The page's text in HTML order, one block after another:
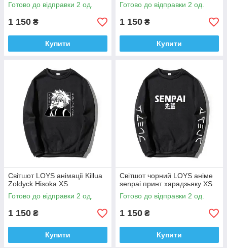
Готово до відправки 2 од.
1 150 ₴
Купити
Готово до відправки 2 од.
1 150 ₴
Купити
Світшот LOYS анімації Killua
Zoldyck Hisoka XS
Готово до відправки 2 од.
1 150 ₴
Купити
Світшот чорний LOYS аніме
senpai принт харадзьяку XS
Готово до відправки 2 од.
1 150 ₴
Купити